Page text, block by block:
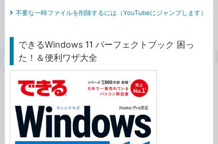
不要な一時ファイルを削除するには（YouTubeにジャンプします）
できるWindows 11 パーフェクトブック 困っ
た！＆便利ワザ大全